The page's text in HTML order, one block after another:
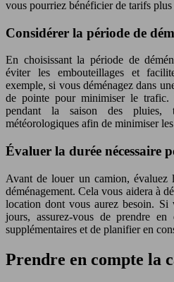
vous pourriez bénéficier de tarifs plus
Considérer la période de
En choisissant la période de
éviter les embouteillages et
exemple, si vous déménagez dans
de pointe pour minimiser le trafic.
pendant la saison des pluies,
météorologiques afin de minimiser les
Évaluer la durée nécessaire
Avant de louer un camion, évaluez
déménagement. Cela vous aidera à
location dont vous aurez besoin. Si
jours, assurez-vous de prendre
supplémentaires et de planifier en
Prendre en compte la